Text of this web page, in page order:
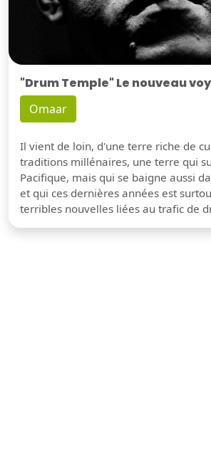
"Drum Temple" Le nouveau
Omaar
Il vient de loin, d'une terre riche de
traditions millénaires, une terre qui
Pacifique, mais qui se baigne aussi
et qui ces dernières années est
terribles nouvelles liées au trafic de